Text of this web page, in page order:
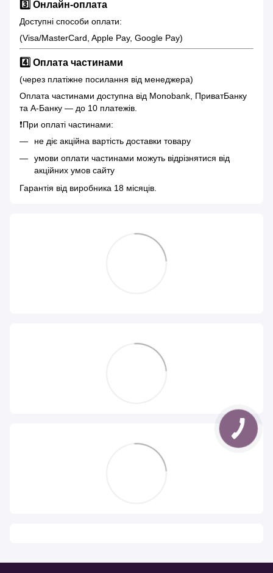
3️⃣ Онлайн-оплата
Доступні способи оплати:
(Visa/MasterCard, Apple Pay, Google Pay)
4️⃣ Оплата частинами
(через платіжне посилання від менеджера)
Оплата частинами доступна від Monobank, ПриватБанку
та А-Банку — до 10 платежів.
❗️При оплаті частинами:
не діє акційна вартість доставки товару
умови оплати частинами можуть відрізнятися від
акційних умов сайту
Гарантія від виробника 18 місяців.